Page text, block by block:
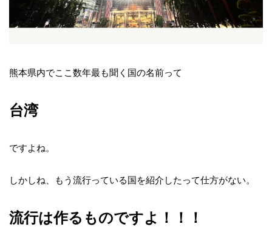
熊本県内でここ数年最も聞く国の名前って
台湾
ですよね。
しかしね、もう流行っている国を紹介したって仕方がない。
流行は作るものですよ！！！